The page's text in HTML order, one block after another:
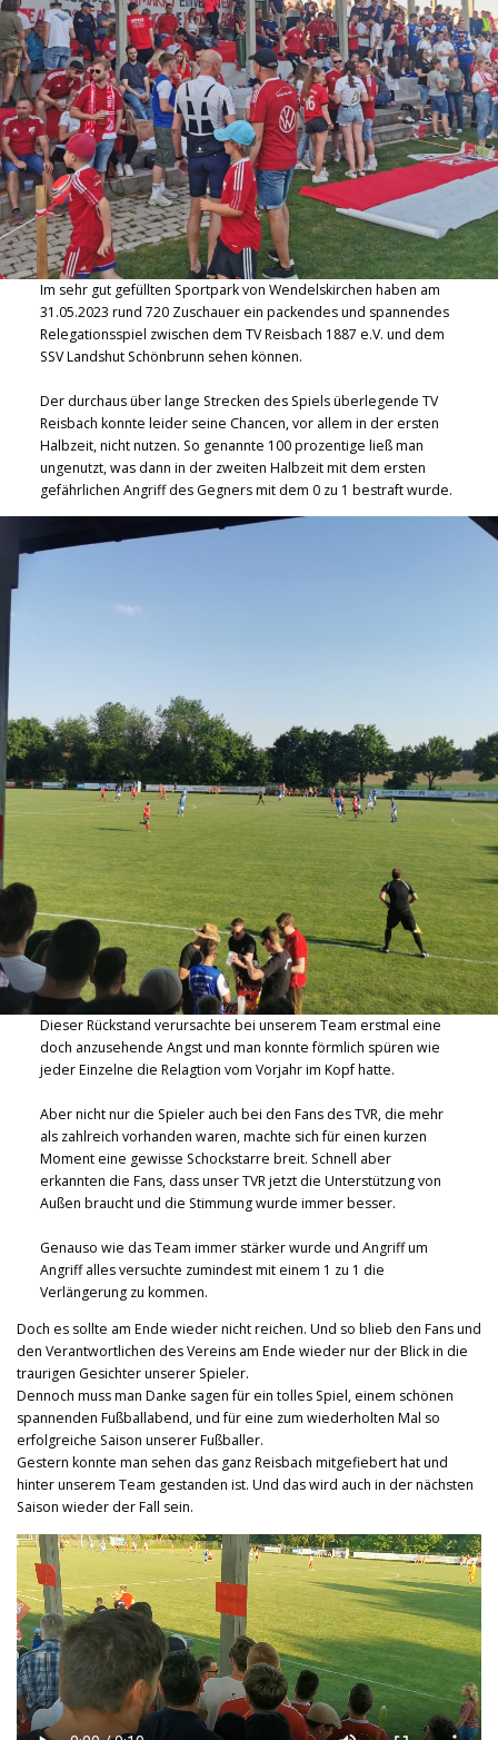
Im sehr gut gefüllten Sportpark von Wendelskirchen haben am
31.05.2023 rund 720 Zuschauer ein packendes und spannendes
Relegationsspiel zwischen dem TV Reisbach 1887 e.V. und dem
SSV Landshut Schönbrunn sehen können.
Der durchaus über lange Strecken des Spiels überlegende TV
Reisbach konnte leider seine Chancen, vor allem in der ersten
Halbzeit, nicht nutzen. So genannte 100 prozentige ließ man
ungenutzt, was dann in der zweiten Halbzeit mit dem ersten
gefährlichen Angriff des Gegners mit dem 0 zu 1 bestraft wurde.
Dieser Rückstand verursachte bei unserem Team erstmal eine
doch anzusehende Angst und man konnte förmlich spüren wie
jeder Einzelne die Relagtion vom Vorjahr im Kopf hatte.
Aber nicht nur die Spieler auch bei den Fans des TVR, die mehr
als zahlreich vorhanden waren, machte sich für einen kurzen
Moment eine gewisse Schockstarre breit. Schnell aber
erkannten die Fans, dass unser TVR jetzt die Unterstützung von
Außen braucht und die Stimmung wurde immer besser.
Genauso wie das Team immer stärker wurde und Angriff um
Angriff alles versuchte zumindest mit einem 1 zu 1 die
Verlängerung zu kommen.
Doch es sollte am Ende wieder nicht reichen. Und so blieb den Fans und
den Verantwortlichen des Vereins am Ende wieder nur der Blick in die
traurigen Gesichter unserer Spieler.
Dennoch muss man Danke sagen für ein tolles Spiel, einem schönen
spannenden Fußballabend, und für eine zum wiederholten Mal so
erfolgreiche Saison unserer Fußballer.
Gestern konnte man sehen das ganz Reisbach mitgefiebert hat und
hinter unserem Team gestanden ist. Und das wird auch in der nächsten
Saison wieder der Fall sein.